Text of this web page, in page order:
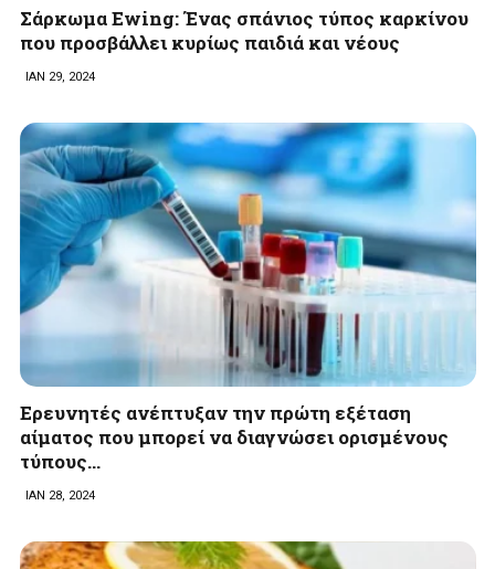
Σάρκωμα Ewing: Ένας σπάνιος τύπος καρκίνου
που προσβάλλει κυρίως παιδιά και νέους
ΙΑΝ 29, 2024
Ερευνητές ανέπτυξαν την πρώτη εξέταση
αίματος που μπορεί να διαγνώσει ορισμένους
τύπους…
ΙΑΝ 28, 2024